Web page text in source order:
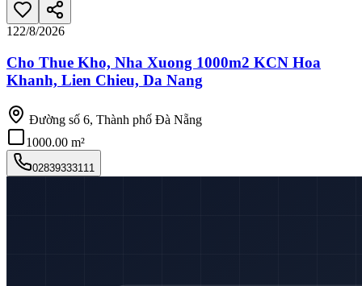
122/8/2026
Cho Thue Kho, Nha Xuong 1000m2 KCN Hoa
Khanh, Lien Chieu, Da Nang
Đường số 6, Thành phố Đà Nẵng
1000.00 m²
02839333111